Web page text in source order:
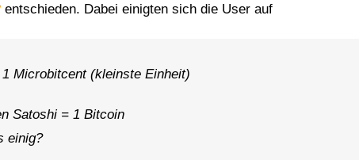
entschieden. Dabei einigten sich die User auf
Microbitcent (kleinste Einheit)
Satoshi = 1 Bitcoin
einig?